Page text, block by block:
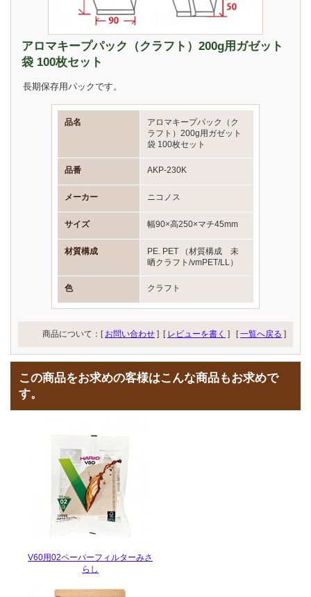
アロマキープパック（クラフト）200g用ガゼット
袋 100枚セット
長期保存用パックです。
品名
アロマキープパック（ク
ラフト）200g用ガゼット
袋 100枚セット
品番 AKP-230K
メーカー ニコノス
サイズ 幅90×高250×マチ45mm
材質構成
PE. PET （材質構成 未
晒クラフト/vmPET/LL）
色 クラフト
商品について：[ お問い合わせ ] [ レビューを書く ] [一覧へ戻る ]
この商品をお求めの客様はこんな商品もお求めで
す。
V60用02ペーパーフィルターみさ
らし